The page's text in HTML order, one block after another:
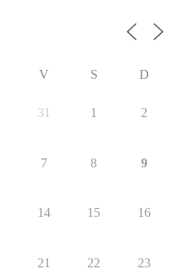
V S D
31 1 2
7 8 9
14 15 16
21 22 23